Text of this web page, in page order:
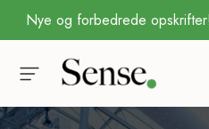
Nye og forbedrede